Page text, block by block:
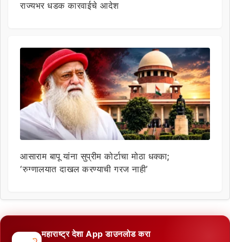
राज्यभर धडक कारवाईचे आदेश
आसाराम बापू यांना सुप्रीम कोर्टाचा मोठा धक्का;
‘रुग्णालयात दाखल करण्याची गरज नाही’
महाराष्ट्र देशा App डाउनलोड करा